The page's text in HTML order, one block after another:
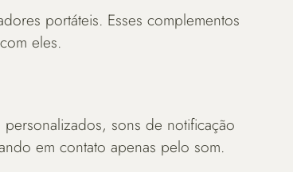
portáteis. Esses complementos
eles.
sons de notificação
em contato apenas pelo som.